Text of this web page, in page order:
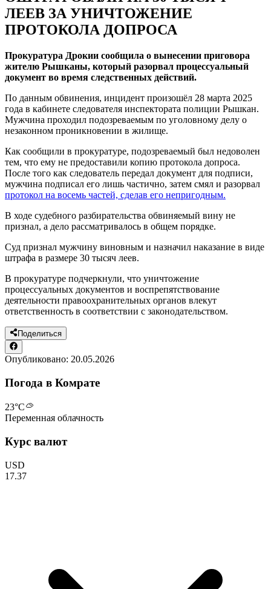
ЛЕЕВ ЗА УНИЧТОЖЕНИЕ
ПРОТОКОЛА ДОПРОСА
Прокуратура Дрокии сообщила о вынесении приговора
жителю Рышканы, который разорвал процессуальный
документ во время следственных действий.
По данным обвинения, инцидент произошёл 28 марта 2025
года в кабинете следователя инспектората полиции Рышкан.
Мужчина проходил подозреваемым по уголовному делу о
незаконном проникновении в жилище.
Как сообщили в прокуратуре, подозреваемый был недоволен
тем, что ему не предоставили копию протокола допроса.
После того как следователь передал документ для подписи,
мужчина подписал его лишь частично, затем смял и разорвал
протокол на восемь частей, сделав его непригодным.
В ходе судебного разбирательства обвиняемый вину не
признал, а дело рассматривалось в общем порядке.
Суд признал мужчину виновным и назначил наказание в виде
штрафа в размере 30 тысяч леев.
В прокуратуре подчеркнули, что уничтожение
процессуальных документов и воспрепятствование
деятельности правоохранительных органов влекут
ответственность в соответствии с законодательством.
Поделиться
Опубликовано: 20.05.2026
Погода в Комрате
23°C
Переменная облачность
Курс валют
USD
17.37